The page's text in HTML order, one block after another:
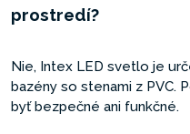
prostredí?
Nie, Intex LED svetlo je
bazény so stenami z PVC.
byť bezpečné ani funkčné.